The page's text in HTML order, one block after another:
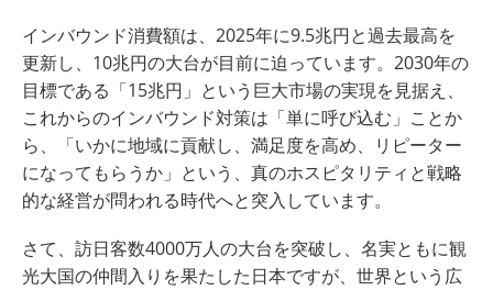
インバウンド消費額は、2025年に9.5兆円と過去最高を
更新し、10兆円の大台が目前に迫っています。2030年の
目標である「15兆円」という巨大市場の実現を見据え、
これからのインバウンド対策は「単に呼び込む」ことか
ら、「いかに地域に貢献し、満足度を高め、リピーター
になってもらうか」という、真のホスピタリティと戦略
的な経営が問われる時代へと突入しています。
さて、訪日客数4000万人の大台を突破し、名実ともに観
光大国の仲間入りを果たした日本ですが、世界という広